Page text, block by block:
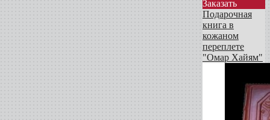
Заказать
Подарочная
книга в
кожаном
переплете
"Омар Хайям"